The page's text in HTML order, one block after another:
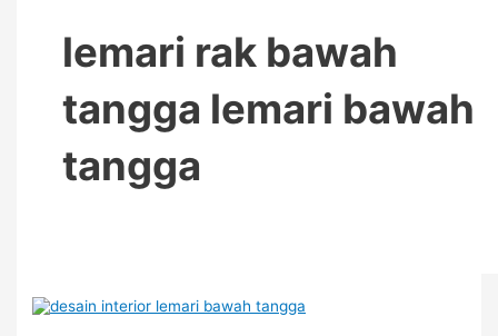
lemari rak bawah
tangga lemari bawah
tangga